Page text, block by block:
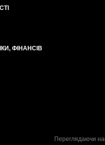
ФІНАНСІВ
Переглядаючи